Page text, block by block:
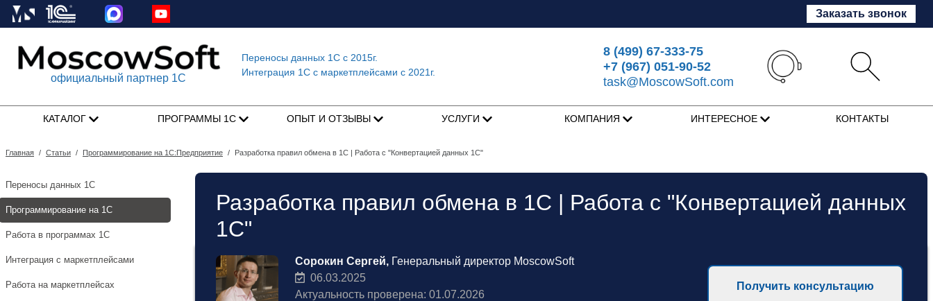
Заказать звонок
официальный партнер 1С
Переносы данных 1Сс 2015г.
Интеграция 1C с маркетплейсами с 2021г.
8 (499) 67-333-75
+7 (967) 051-90-52
task@MoscowSoft.com
КАТАЛОГ ПРОГРАММЫ 1С ОПЫТ И ОТЗЫВЫ УСЛУГИ КОМПАНИЯ ИНТЕРЕСНОЕ КОНТАКТЫ
Главная / Статьи / Программирование на 1С:Предприятие / Разработка правил обмена в 1С | Работа с "Конвертацией данных 1С"
Переносы данных 1С
Программирование на 1С
Работа в программах 1С
Интеграция с маркетплейсами
Работа на маркетплейсах
Разработка правил обмена в 1С | Работа с "Конвертацией данных
1С"
Сорокин Сергей, Генеральный директор MoscowSoft
06.03.2025
Актуальность проверена: 01.07.2026
Получить консультацию